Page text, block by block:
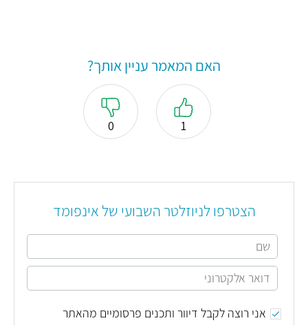
האם המאמר עניין אותך?
1
0
הצטרפו לניוזלטר השבועי של אינפומד
אני רוצה לקבל דיוור ותכנים פרסומיים מהאתר